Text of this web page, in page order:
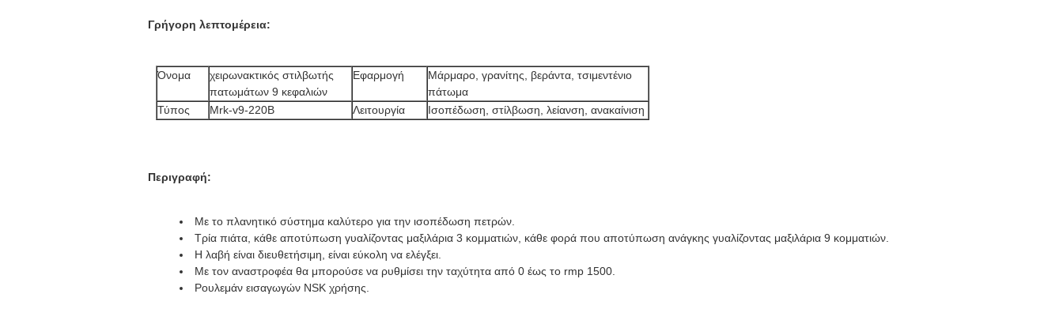
Γρήγορη λεπτομέρεια:
Όνομα
χειρωνακτικός στιλβωτής
πατωμάτων 9 κεφαλιών
Εφαρμογή
Μάρμαρο, γρανίτης, βεράντα, τσιμεντένιο
πάτωμα
Τύπος
Mrk-v9-220B Λειτουργία Ισοπέδωση, στίλβωση, λείανση, ανακαίνιση
Περιγραφή:
Με το πλανητικό σύστημα καλύτερο για την ισοπέδωση πετρών.
Τρία πιάτα, κάθε αποτύπωση γυαλίζοντας μαξιλάρια 3 κομματιών, κάθε φορά που αποτύπωση ανάγκης γυαλίζοντας μαξιλάρια 9 κομματιών.
Η λαβή είναι διευθετήσιμη, είναι εύκολη να ελέγξει.
Με τον αναστροφέα θα μπορούσε να ρυθμίσει την ταχύτητα από 0 έως το rmp 1500.
Ρουλεμάν εισαγωγών NSK χρήσης.